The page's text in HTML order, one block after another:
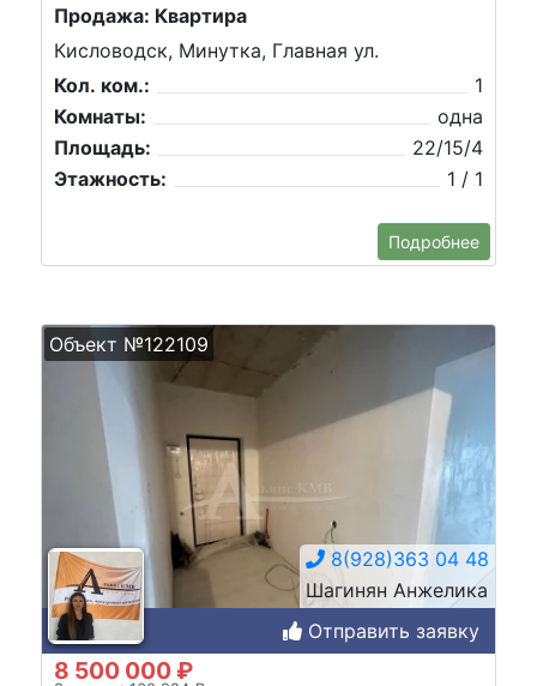
Продажа: Квартира
Кисловодск, Минутка, Главная ул.
Кол. ком.:
1
Комнаты:
одна
Площадь:
22/15/4
Этажность:
1 / 1
Подробнее
Объект №122109
8(928)363 04 48
Шагинян Анжелика
Отправить заявку
8 500 000 ₽